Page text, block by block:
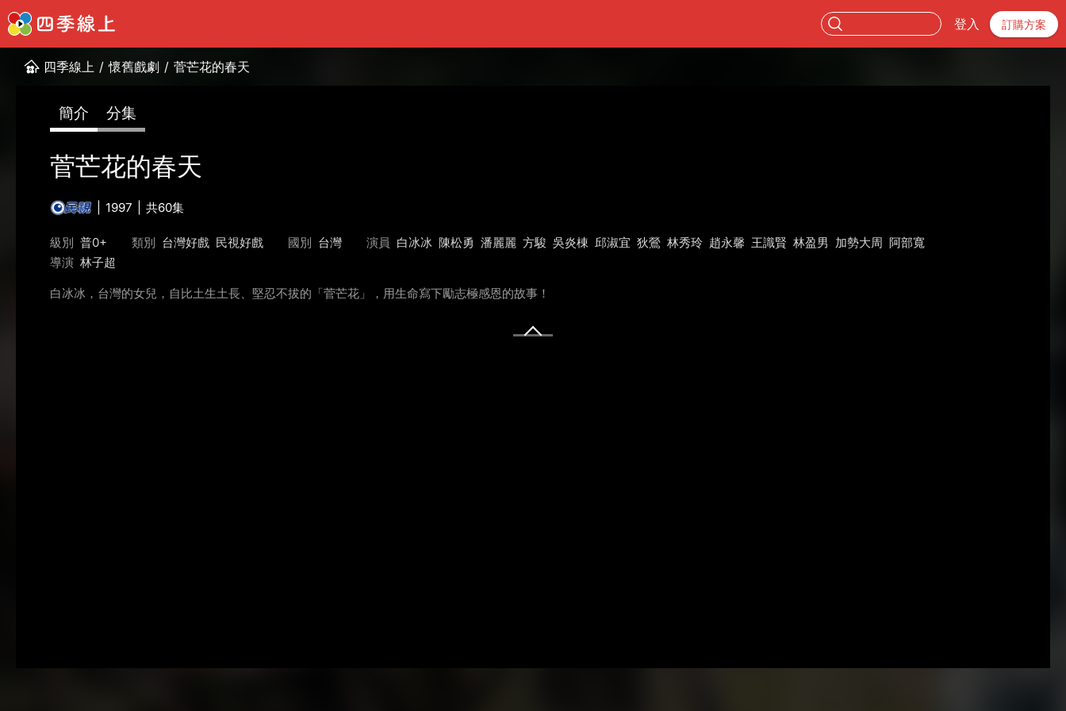
登入 訂購方案
四季線上 / 懷舊戲劇 / 菅芒花的春天
簡介 分集
菅芒花的春天
1997 共60集
級別 普0+ 類別 台灣好戲 民視好戲 國別 台灣 演員 白冰冰 陳松勇 潘麗麗 方駿 吳炎棟 邱淑宜 狄鶯 林秀玲 趙永馨 王識賢 林盈男 加勢大周 阿部寬
導演 林子超
白冰冰，台灣的女兒，自比土生土長、堅忍不拔的「菅芒花」，用生命寫下勵志極感恩的故事！